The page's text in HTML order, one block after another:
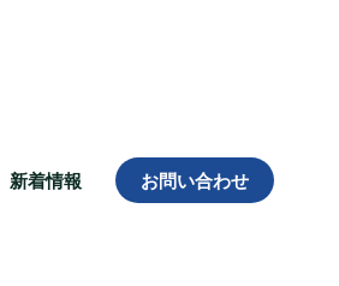
新着情報 お問い合わせ